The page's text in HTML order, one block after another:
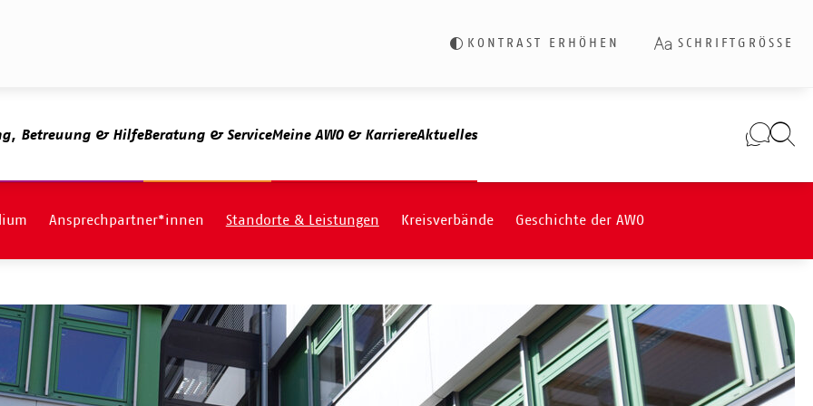
KONTRAST ERHÖHEN SCHRIFTGRÖSSE
Betreuung & HilfeBeratung & ServiceMeine AWO & KarriereAktuelles
Ansprechpartner*innen Standorte & Leistungen Kreisverbände Geschichte der AWO